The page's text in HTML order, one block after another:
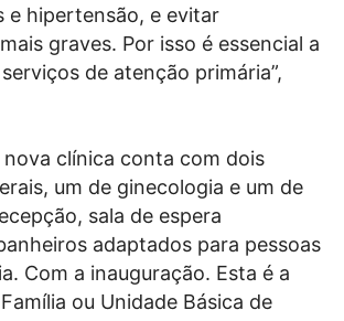
e hipertensão, e evitar
graves. Por isso é essencial a
de atenção primária”,
clínica conta com dois
um de ginecologia e um de
sala de espera
adaptados para pessoas
Com a inauguração. Esta é a
ou Unidade Básica de